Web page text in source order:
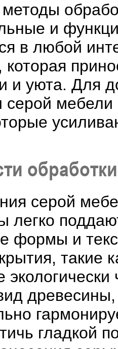
и
в любой
которая
и уюта. Для
серой
серой
легко
формы и
такие
гладкой